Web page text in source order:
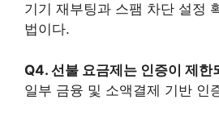
기기 재부팅과 스팸 차단 설정
법이다.
Q4. 선불 요금제는 인증이 제한
일부 금융 및 소액결제 기반 인